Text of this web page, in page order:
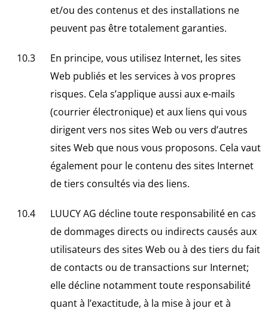
et/ou des contenus et des installations ne
peuvent pas être totalement garanties.
En principe, vous utilisez Internet, les sites
Web publiés et les services à vos propres
risques. Cela s’applique aussi aux e-mails
(courrier électronique) et aux liens qui vous
dirigent vers nos sites Web ou vers d’autres
sites Web que nous vous proposons. Cela vaut
également pour le contenu des sites Internet
de tiers consultés via des liens.
LUUCY AG décline toute responsabilité en cas
de dommages directs ou indirects causés aux
utilisateurs des sites Web ou à des tiers du fait
de contacts ou de transactions sur Internet;
elle décline notamment toute responsabilité
quant à l’exactitude, à la mise à jour et à